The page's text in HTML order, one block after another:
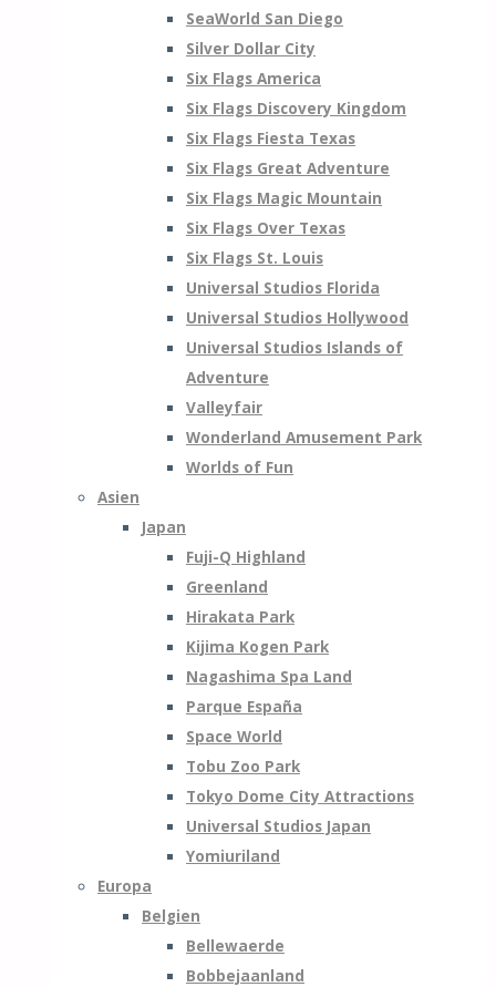
SeaWorld San Diego
Silver Dollar City
Six Flags America
Six Flags Discovery Kingdom
Six Flags Fiesta Texas
Six Flags Great Adventure
Six Flags Magic Mountain
Six Flags Over Texas
Six Flags St. Louis
Universal Studios Florida
Universal Studios Hollywood
Universal Studios Islands of
Adventure
Valleyfair
Wonderland Amusement Park
Worlds of Fun
Asien
Japan
Fuji-Q Highland
Greenland
Hirakata Park
Kijima Kogen Park
Nagashima Spa Land
Parque España
Space World
Tobu Zoo Park
Tokyo Dome City Attractions
Universal Studios Japan
Yomiuriland
Europa
Belgien
Bellewaerde
Bobbejaanland